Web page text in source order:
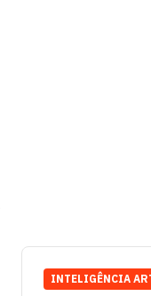
INTELIGÊNCIA